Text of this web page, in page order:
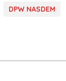
DPW NASDEM